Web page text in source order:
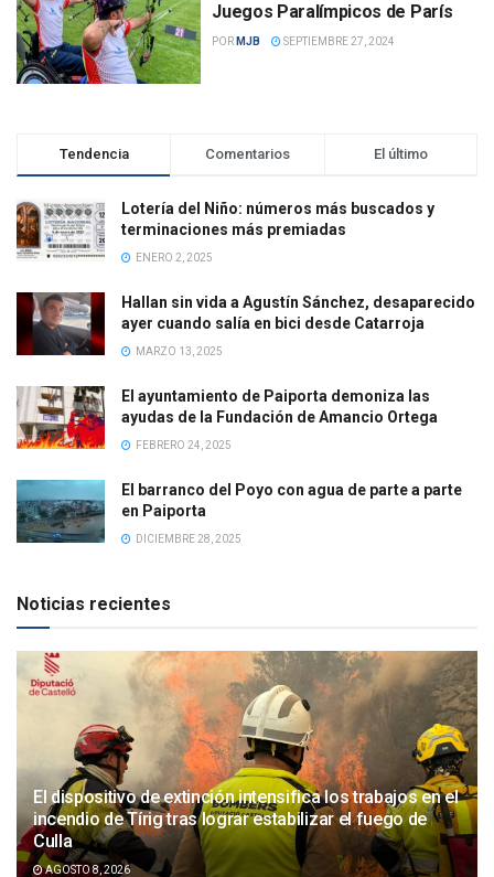
Juegos Paralímpicos de París
POR MJB SEPTIEMBRE 27, 2024
Tendencia Comentarios El último
Lotería del Niño: números más buscados y
terminaciones más premiadas
ENERO 2, 2025
Hallan sin vida a Agustín Sánchez, desaparecido
ayer cuando salía en bici desde Catarroja
MARZO 13, 2025
El ayuntamiento de Paiporta demoniza las
ayudas de la Fundación de Amancio Ortega
FEBRERO 24, 2025
El barranco del Poyo con agua de parte a parte
en Paiporta
DICIEMBRE 28, 2025
Noticias recientes
El dispositivo de extinción intensifica los trabajos en el
incendio de Tírig tras lograr estabilizar el fuego de
Culla
AGOSTO 8, 2026